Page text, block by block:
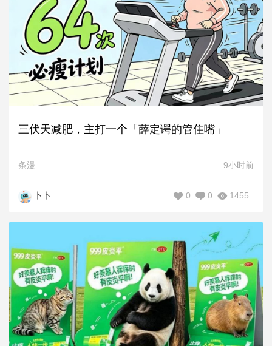
三伏天减肥，主打一个「薛定谔的管住嘴」
条漫 9小时前
卜卜 1455
0
0